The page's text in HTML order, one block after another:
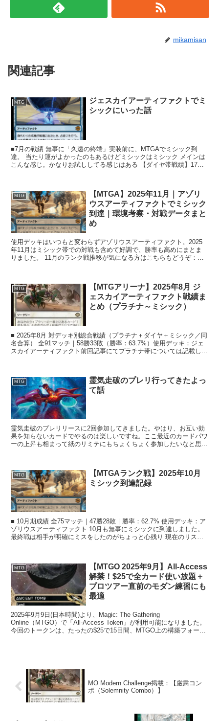
mikamisan
関連記事
MTG
ジェスカイアーティファクトでミ
シックにいった話
■7月の戦績 無事に「久遠の終端」実装前に、MTGAでミシック到
達。 当たり運がよかったのもあるけどミシックはミシック メインは
こんな感じ。かなりお試ししてる感じはある 【ダイヤ帯戦績】17勝6
MTG
【MTGA】2025年11月｜アゾリ
ウスアーティファクトでミシック
到達｜環境考察・対戦データまと
め
使用デッキはいつもと変わらずアゾリウスアーティファクト。2025
年11月はミシック帯での対戦も含めて好調で、勝率も高めにまとま
りました。 11月のランク戦推移が気になる方はこちらもどうぞ：
MTG
【MTGアリーナ】2025年8月 ジ
ェスカイアーティファクト戦績ま
とめ（プラチナ～ミシック）
■ 2025年8月 対デッキ別総合戦績（プラチナ＋ダイヤ＋ミシック／同
名合算） 全91マッチ｜58勝33敗（勝率：63.7%）使用デッキ：ジェ
スカイアーティファクト前回記事にてプラチナ帯については記載しま
MTG
霊気走破のプレリ行ってきたよっ
て話
霊気走破のプレリリースに2回参加してきました。やはり、お互い効
果を知らないカードでやるのは楽しいですね。ここ最近のカードパワ
ーの上昇も相まって紙のリミテにもちょくちょく参加したいなと思い
MTG
【MTGAランク戦】2025年10月
ミシック到達記録
■ 10月期成績 全75マッチ｜47勝28敗｜勝率：62.7% 使用デッキ：ア
ゾリウスアーティファクト 10月も無事にミシックに到達しました。
最終戦は相手が明確にミスをしたのがちょっと心残り 現在のリスト
MTG
【MTGO 2025年9月】All-Access
解禁！$25で全カード使い放題＋
プロツアー直前のモダン練習にも
最適
2025年9月9日(日本時間)より、Magic: The Gathering
Online（MTGO）で「All-Access Token」が利用可能になりました。
今回のトークンは、たったの$25で15日間、MTGO上の構築フォーマ
MO Modern Challenge掲載：【厳粛コン
ボ（Solemnity Combo）】